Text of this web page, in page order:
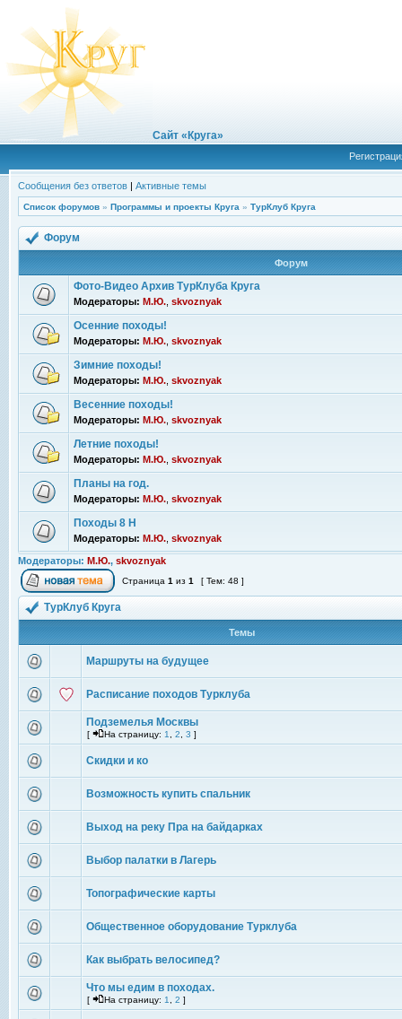
Сайт «Круга»
Сообщения без ответов | Активные темы
Список форумов » Программы и проекты Круга » ТурКлуб Круга
Форум
Форум
Фото-Видео Архив ТурКлуба Круга
Модераторы: М.Ю. skvoznyak
Осенние походы!
Модераторы: М.Ю. skvoznyak
Зимние походы!
Модераторы: М.Ю. skvoznyak
Весенние походы!
Модераторы: М.Ю. skvoznyak
Летние походы!
Модераторы: М.Ю. skvoznyak
Планы на год.
Модераторы: М.Ю. skvoznyak
Походы 8 Н
Модераторы: М.Ю. skvoznyak
Модераторы: М.Ю., skvoznyak
Страница 1 из 1 [ Тем: 48 ]
ТурКлуб Круга
Темы
Маршруты на будущее
Расписание походов Турклуба
Подземелья Москвы
[ На страницу: 1 2 3 ]
Скидки и ко
Возможность купить спальник
Выход на реку Пра на байдарках
Выбор палатки в Лагерь
Топографические карты
Общественное оборудование Турклуба
Как выбрать велосипед?
Что мы едим в походах.
[ На страницу: 1 2 ]